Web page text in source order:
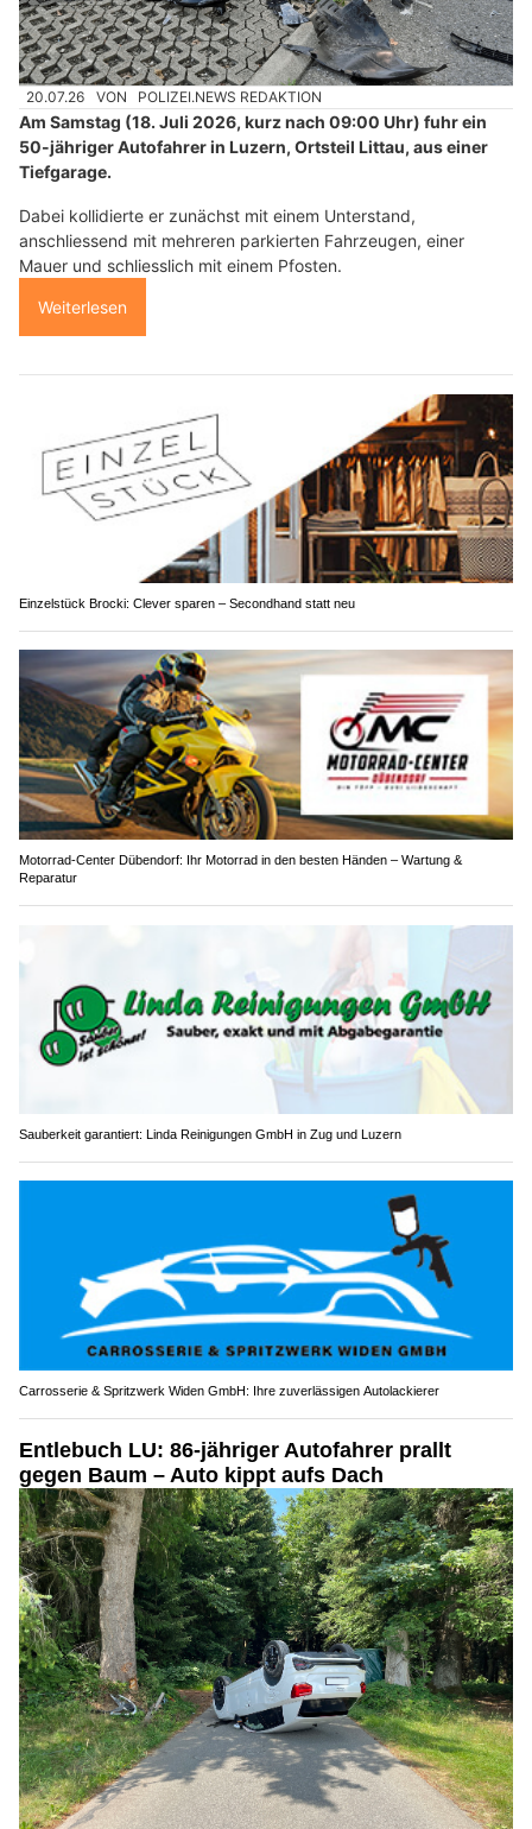
20.07.26 VON POLIZEI.NEWS REDAKTION
Am Samstag (18. Juli 2026, kurz nach 09:00 Uhr) fuhr ein
50-jähriger Autofahrer in Luzern, Ortsteil Littau, aus einer
Tiefgarage.
Dabei kollidierte er zunächst mit einem Unterstand,
anschliessend mit mehreren parkierten Fahrzeugen, einer
Mauer und schliesslich mit einem Pfosten.
Weiterlesen
Einzelstück Brocki: Clever sparen – Secondhand statt neu
Motorrad-Center Dübendorf: Ihr Motorrad in den besten Händen – Wartung &
Reparatur
Sauberkeit garantiert: Linda Reinigungen GmbH in Zug und Luzern
Carrosserie & Spritzwerk Widen GmbH: Ihre zuverlässigen Autolackierer
Entlebuch LU: 86-jähriger Autofahrer prallt
gegen Baum – Auto kippt aufs Dach